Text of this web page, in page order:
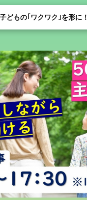
子どもの｢ワクワク｣を形に！